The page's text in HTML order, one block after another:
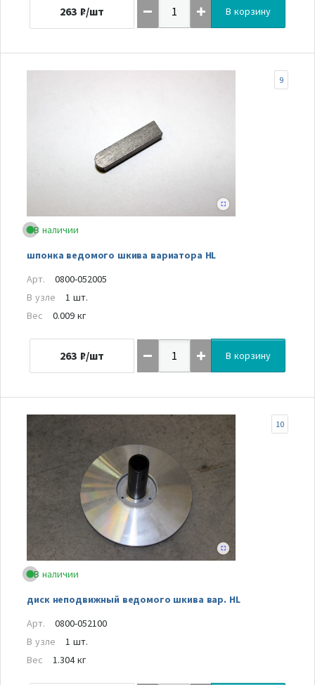
263 ₽/шт В корзину
В наличии
шпонка ведомого шкива вариатора HL
9
Арт.
0800-052005
В узле
1 шт.
Вес
0.009 кг
263 ₽/шт В корзину
В наличии
диск неподвижный ведомого шкива вар. HL
10
Арт.
0800-052100
В узле
1 шт.
Вес
1.304 кг